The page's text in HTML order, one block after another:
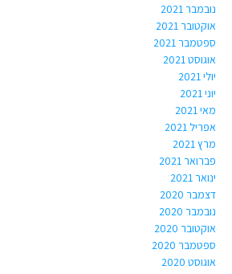
נובמבר 2021
אוקטובר 2021
ספטמבר 2021
אוגוסט 2021
יולי 2021
יוני 2021
מאי 2021
אפריל 2021
מרץ 2021
פברואר 2021
ינואר 2021
דצמבר 2020
נובמבר 2020
אוקטובר 2020
ספטמבר 2020
אוגוסט 2020